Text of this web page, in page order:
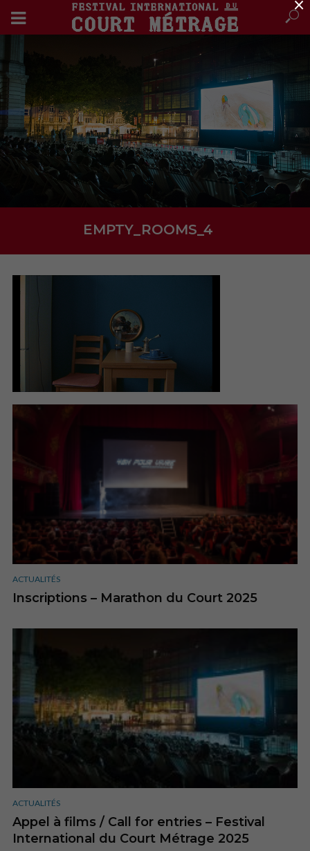
EMPTY_ROOMS_4
ACTUALITÉS
Inscriptions – Marathon du Court 2025
ACTUALITÉS
Appel à films / Call for entries – Festival
International du Court Métrage 2025